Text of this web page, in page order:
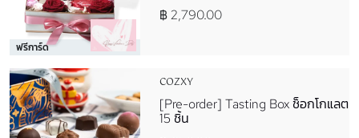
ฟรีการ์ด
฿ 2,790.00
COZXY
[Pre-order] Tasting Box ช็อกโกแลต
15 ชิ้น